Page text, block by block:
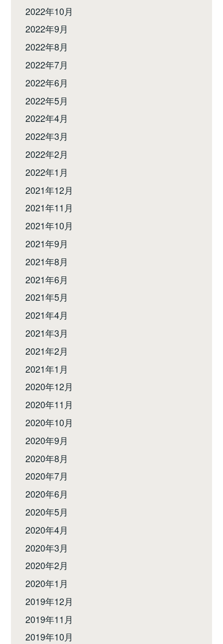
2022年10月
2022年9月
2022年8月
2022年7月
2022年6月
2022年5月
2022年4月
2022年3月
2022年2月
2022年1月
2021年12月
2021年11月
2021年10月
2021年9月
2021年8月
2021年6月
2021年5月
2021年4月
2021年3月
2021年2月
2021年1月
2020年12月
2020年11月
2020年10月
2020年9月
2020年8月
2020年7月
2020年6月
2020年5月
2020年4月
2020年3月
2020年2月
2020年1月
2019年12月
2019年11月
2019年10月